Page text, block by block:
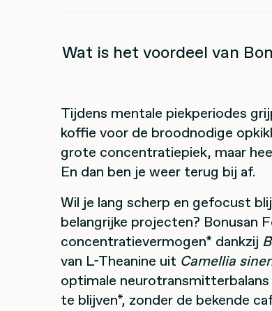
Wat is het voordeel van
Tijdens mentale piekperiodes
koffie voor de broodnodige
grote concentratiepiek, maar
En dan ben je weer terug bij af.
Wil je lang scherp en gefocust
belangrijke projecten? Bonusan
concentratievermogen* dankzij B
van L-Theanine uit Camellia
optimale
te blijven*, zonder de bekende